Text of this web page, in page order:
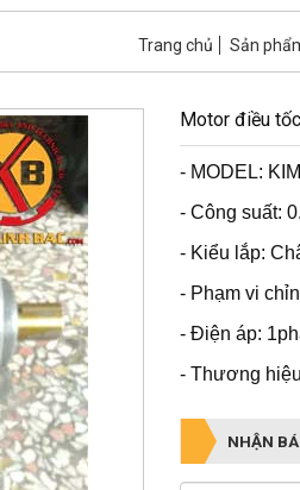
Trang chủ Sản
Motor điều
- MODEL:
- Công suất:
- Kiểu lắp:
- Phạm vi
- Điện áp:
- Thương
NHẬN